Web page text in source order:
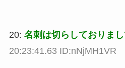
20: 名刺は切らしておりま
20:23:41.63 ID:nNjMH1VR